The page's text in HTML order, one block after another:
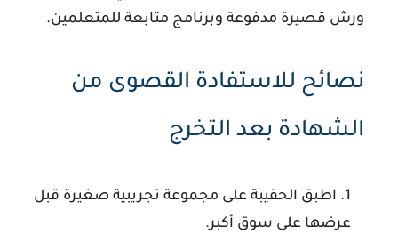
ورش قصيرة مدفوعة وبرنامج متابعة للمتعلمين.
نصائح للاستفادة القصوى من
الشهادة بعد التخرج
اطبق الحقيبة على مجموعة تجريبية صغيرة قبل
عرضها على سوق أكبر.